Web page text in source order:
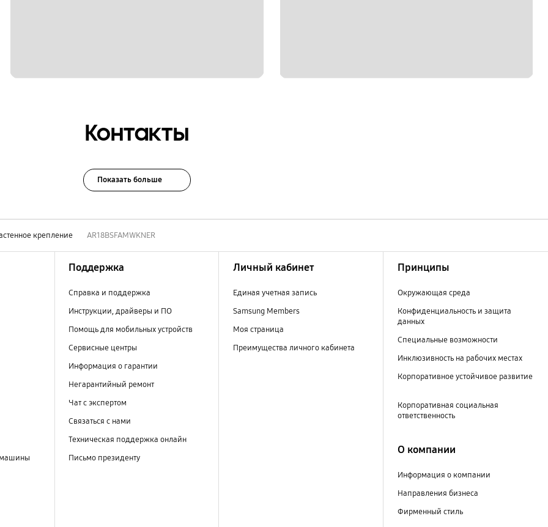
Контакты
Показать больше
крепление AR18BSFAMWKNER
Поддержка
Справка и поддержка
Инструкции, драйверы и ПО
Помощь для мобильных устройств
Сервисные центры
Информация о гарантии
Негарантийный ремонт
Чат с экспертом
Связаться с нами
Техническая поддержка онлайн
Письмо президенту
Личный кабинет
Единая учетная запись
Samsung Members
Моя страница
Преимущества личного кабинета
Принципы
Окружающая среда
Конфиденциальность и защита
данных
Специальные возможности
Инклюзивность на рабочих местах
Корпоративное устойчивое развитие
Корпоративная социальная
ответственность
О компании
Информация о компании
Направления бизнеса
Фирменный стиль